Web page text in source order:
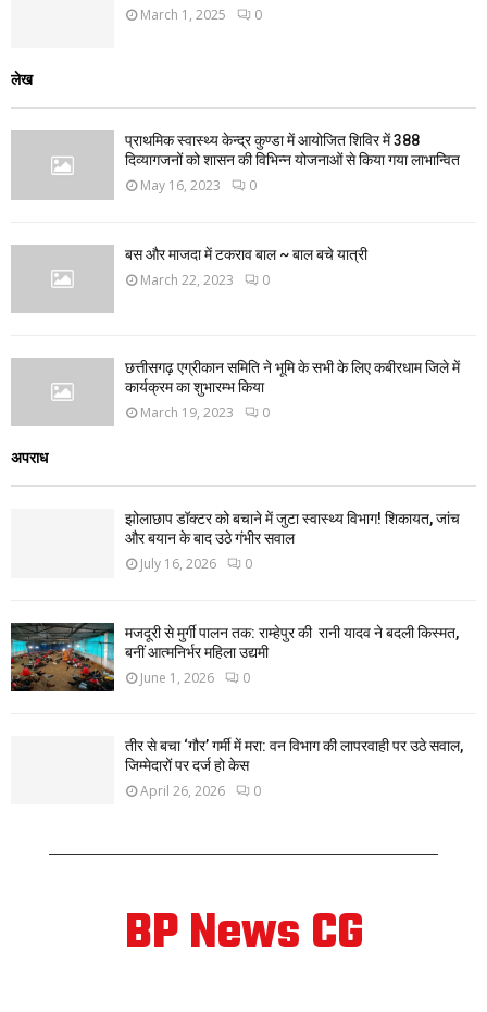
March 1, 2025 0
लेख
प्राथमिक स्वास्थ्य केन्द्र कुण्डा में आयोजित शिविर में 388
दिव्यागजनों को शासन की विभिन्न योजनाओं से किया गया लाभान्वित
May 16, 2023 0
बस और माजदा में टकराव बाल ~ बाल बचे यात्री
March 22, 2023 0
छत्तीसगढ़ एग्रीकान समिति ने भूमि के सभी के लिए कबीरधाम जिले में
कार्यक्रम का शुभारम्भ किया
March 19, 2023 0
अपराध
झोलाछाप डॉक्टर को बचाने में जुटा स्वास्थ्य विभाग! शिकायत, जांच
और बयान के बाद उठे गंभीर सवाल
July 16, 2026 0
मजदूरी से मुर्गी पालन तक: राम्हेपुर की रानी यादव ने बदली किस्मत,
बनीं आत्मनिर्भर महिला उद्यमी
June 1, 2026 0
तीर से बचा ‘गौर’ गर्मी में मरा: वन विभाग की लापरवाही पर उठे सवाल,
जिम्मेदारों पर दर्ज हो केस
April 26, 2026 0
BP News CG